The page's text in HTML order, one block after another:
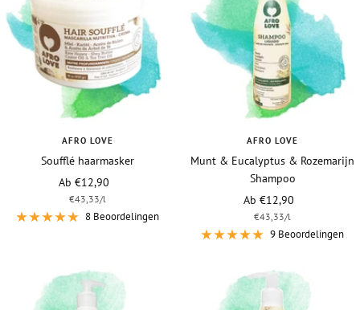
AFRO LOVE
Soufflé haarmasker
Vraagprijs
Ab €12,90
€43,33/l
8 Beoordelingen
AFRO LOVE
Munt & Eucalyptus & Rozemarijn
Shampoo
Vraagprijs
Ab €12,90
€43,33/l
9 Beoordelingen